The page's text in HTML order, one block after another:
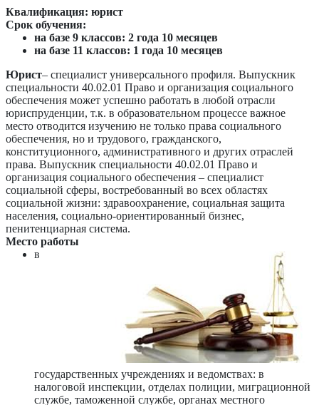
Квалификация: юрист
Срок обучения:
на базе 9 классов: 2 года 10 месяцев
на базе 11 классов: 1 года 10 месяцев
Юрист– специалист универсального профиля. Выпускник
специальности 40.02.01 Право и организация социального
обеспечения может успешно работать в любой отрасли
юриспруденции, т.к. в образовательном процессе важное
место отводится изучению не только права социального
обеспечения, но и трудового, гражданского,
конституционного, административного и других отраслей
права. Выпускник специальности 40.02.01 Право и
организация социального обеспечения – специалист
социальной сферы, востребованный во всех областях
социальной жизни: здравоохранение, социальная защита
населения, социально-ориентированный бизнес,
пенитенциарная система.
Место работы
в
государственных учреждениях и ведомствах: в
налоговой инспекции, отделах полиции, миграционной
службе, таможенной службе, органах местного